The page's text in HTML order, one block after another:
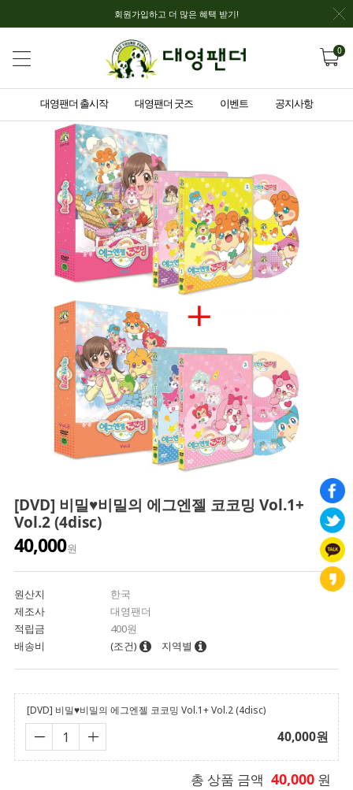
회원가입하고 더 많은 혜택 받기!
0
대영팬더 출시작 대영팬더 굿즈 이벤트 공지사항
[DVD] 비밀♥비밀의 에그엔젤 코코밍 Vol.1+
Vol.2 (4disc)
40,000원
원산지
한국
제조사
대영팬더
적립금
400원
배송비
(조건) 지역별
[DVD] 비밀♥비밀의 에그엔젤 코코밍 Vol.1+ Vol.2 (4disc)
40,000원
총 상품 금액 40,000 원